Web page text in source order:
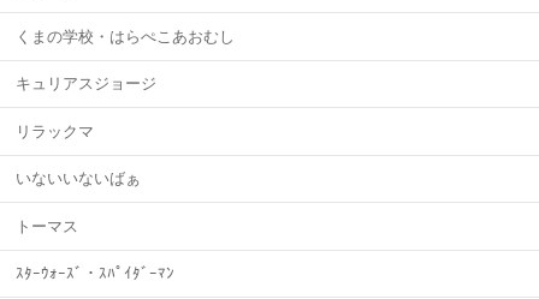
くまの学校・はらぺこあおむし
キュリアスジョージ
リラックマ
いないいないばぁ
トーマス
ｽﾀｰｳｫｰｽﾞ・ｽﾊﾟｲﾀﾞｰﾏﾝ